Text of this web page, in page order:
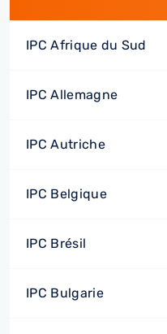
IPC Afrique du Sud
IPC Allemagne
IPC Autriche
IPC Belgique
IPC Brésil
IPC Bulgarie